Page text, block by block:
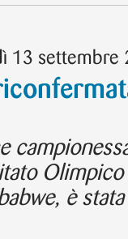
13
è